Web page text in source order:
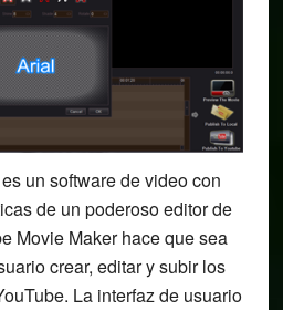
un software de video con
de un poderoso editor de
Movie Maker hace que sea
crear, editar y subir los
La interfaz de usuario